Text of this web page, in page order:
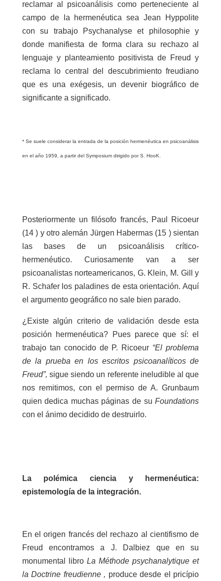
reclamar al psicoanálisis como perteneciente al
campo de la hermenéutica sea Jean Hyppolite
con su trabajo Psychanalyse et philosophie y
donde manifiesta de forma clara su rechazo al
lenguaje y planteamiento positivista de Freud y
reclama lo central del descubrimiento freudiano
que es una exégesis, un devenir biográfico de
significante a significado.
* Se suele considerar la entrada de la posición hermenéutica en psicoanálisis
en el año 1959, a partir del Symposium dirigido por S. HooK.
Posteriormente un filósofo francés, Paul Ricoeur
(14 ) y otro alemán Jürgen Habermas (15 ) sientan
las bases de un psicoanálisis crítico-
hermenéutico. Curiosamente van a ser
psicoanalistas norteamericanos, G. Klein, M. Gill y
R. Schafer los paladines de esta orientación. Aquí
el argumento geográfico no sale bien parado.
¿Existe algún criterio de validación desde esta
posición hermenéutica? Pues parece que sí: el
trabajo tan conocido de P. Ricoeur “El problema
de la prueba en los escritos psicoanalíticos de
Freud”, sigue siendo un referente ineludible al que
nos remitimos, con el permiso de A. Grunbaum
quien dedica muchas páginas de suFoundations
con el ánimo decidido de destruirlo.
La polémica ciencia y hermenéutica:
epistemología de la integración.
En el origen francés del rechazo al cientifismo de
Freud encontramos a J. Dalbiez que en su
monumental libro La Méthode psychanalytique et
la Doctrine freudienne , produce desde el pricípio